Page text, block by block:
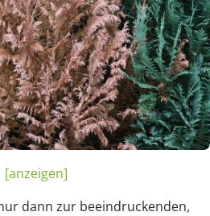
[anzeigen]
dann zur beeindruckenden,